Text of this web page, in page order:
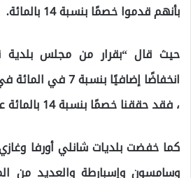
بأنهم قدموا خصمًا بنسبة 14 بالمائة.
حيث قال “بقرار من مجلس بلدية
انخفاضًا إضافيًا
، فقد حققنا خصمًا بنسبة 14 بالمائة على سعر المياه إجمالاً”.
كما خفضت بلديات شانلي أورفا
وسامسون وإسبارطة والعديد من